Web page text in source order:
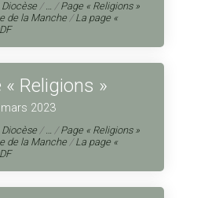
Diocèse /… /Page « Religions »
de la Manche /La page «
« Religions »
2023
Diocèse /… /Page « Religions »
de la Manche /La page «